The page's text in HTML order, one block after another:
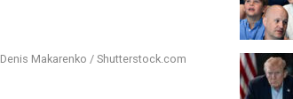
Denis Makarenko / Shutterstock.com